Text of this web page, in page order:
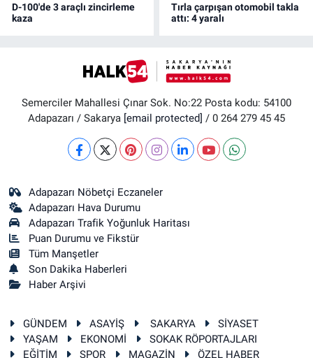
D-100'de 3 araçlı zincirleme
kaza
Tırla çarpışan otomobil takla
attı: 4 yaralı
Semerciler Mahallesi Çınar Sok. No:22 Posta kodu: 54100
Adapazarı / Sakarya [email protected] / 0 264 279 45 45
Adapazarı Nöbetçi Eczaneler
Adapazarı Hava Durumu
Adapazarı Trafik Yoğunluk Haritası
Puan Durumu ve Fikstür
Tüm Manşetler
Son Dakika Haberleri
Haber Arşivi
GÜNDEM ASAYİŞ SAKARYA
SİYASET
YAŞAM
EKONOMİ
SOKAK RÖPORTAJLARI
EĞİTİM
SPOR MAGAZİN ÖZEL HABER